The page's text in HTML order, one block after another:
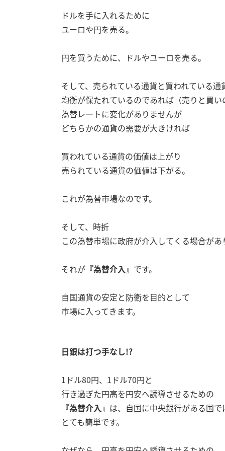
ドルを手に入れるために
ユーロや円を売る。
円を買うために、ドルやユーロを売る。
そして、売られている通貨と買われている通
均衡が保たれているのであれば（売りと買い
為替レートに変化がありませんが
どちらかの通貨の需要が大きければ
買われている通貨の価値は上がり
売られている通貨の価値は下がる。
これが為替市場なのです。
そして、時折
この為替市場に政府が介入してくる場合があ
それが 『為替介入』 です。
自国通貨の安定と防衛を目的として
市場に入ってきます。
日銀は打つ手なし!?
1ドル80円、1ドル70円と
行き過ぎた円高を円安へ誘導させるための
『為替介入』 は、自国に中央銀行がある国で
とても簡単です。